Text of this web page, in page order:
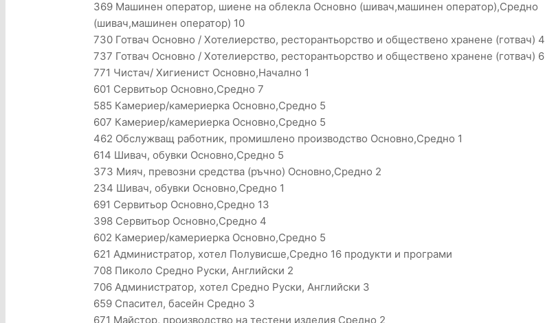
369 Машинен оператор, шиене на облекла Основно (шивач,машинен оператор),Средно
(шивач,машинен оператор) 10
730 Готвач Основно / Хотелиерство, ресторантьорство и обществено хранене (готвач) 4
737 Готвач Основно / Хотелиерство, ресторантьорство и обществено хранене (готвач) 6
771 Чистач/ Хигиенист Основно,Начално 1
601 Сервитьор Основно,Средно 7
585 Камериер/камериерка Основно,Средно 5
607 Камериер/камериерка Основно,Средно 5
462 Обслужващ работник, промишлено производство Основно,Средно 1
614 Шивач, обувки Основно,Средно 5
373 Мияч, превозни средства (ръчно) Основно,Средно 2
234 Шивач, обувки Основно,Средно 1
691 Сервитьор Основно,Средно 13
398 Сервитьор Основно,Средно 4
602 Камериер/камериерка Основно,Средно 5
621 Администратор, хотел Полувисше,Средно 16 продукти и програми
708 Пиколо Средно Руски, Английски 2
706 Администратор, хотел Средно Руски, Английски 3
659 Спасител, басейн Средно 3
671 Майстор, производство на тестени изделия Средно 2